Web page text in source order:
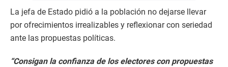
La jefa de Estado pidió a la población no dejarse llevar
por ofrecimientos irrealizables y reflexionar con seriedad
ante las propuestas políticas.
“Consigan la confianza de los electores con propuestas